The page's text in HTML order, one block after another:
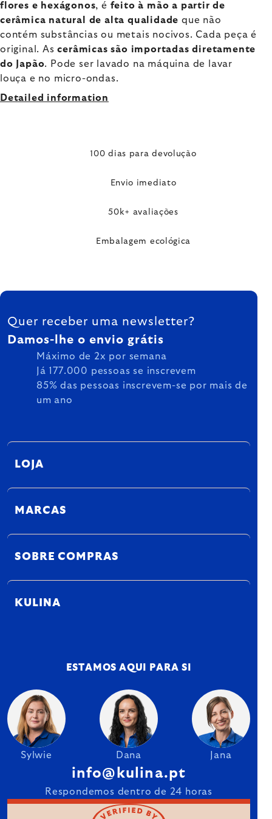
flores e hexágonos, é feito à mão a partir de
cerâmica natural de alta qualidade que não
contém substâncias ou metais nocivos. Cada peça é
original. Ascerâmicas são importadas diretamente
do Japão. Pode ser lavado na máquina de lavar
louça e no micro-ondas.
Detailed information
100 dias para devolução
Envio imediato
50k+ avaliações
Embalagem ecológica
FOOTER
Quer receber uma newsletter?
Damos-lhe o envio grátis
Máximo de 2x por semana
Já 177.000 pessoas se inscrevem
85% das pessoas inscrevem-se por mais de
um ano
LOJA
MARCAS
SOBRE COMPRAS
KULINA
ESTAMOS AQUI PARA SI
Sylwie Dana Jana
info@kulina.pt
Respondemos dentro de 24 horas